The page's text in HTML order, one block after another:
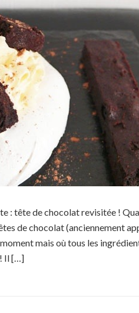
: tête de chocolat revisitée !
de chocolat (anciennement
mais où tous les
! Il […]